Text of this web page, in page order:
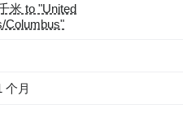
米 to "United
Columbus"
个月